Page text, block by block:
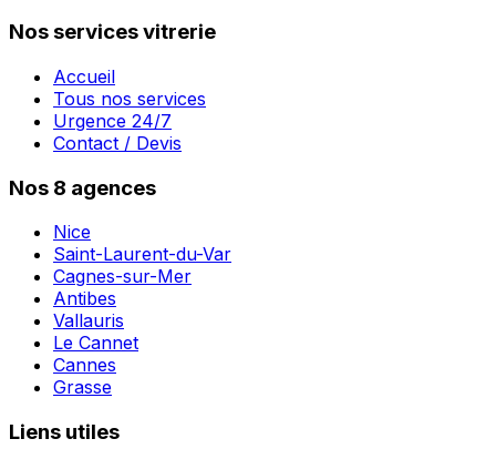
Nos services vitrerie
Accueil
Tous nos services
Urgence 24/7
Contact / Devis
Nos 8 agences
Nice
Saint-Laurent-du-Var
Cagnes-sur-Mer
Antibes
Vallauris
Le Cannet
Cannes
Grasse
Liens utiles